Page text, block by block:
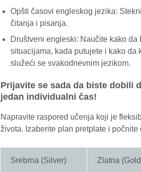
Opšti časovi engleskog jezika:
čitanja i pisanja.
Društveni engleski: Naučite kako
situacijama, kada putujete i kako da
služeći se svakodnevnim jezikom.
Prijavite se sada da biste dobili
jedan individualni čas!
Napravite raspored učenja koji je
života. Izaberite plan pretplate i počnite
Srebrna (Silver) Zlatna